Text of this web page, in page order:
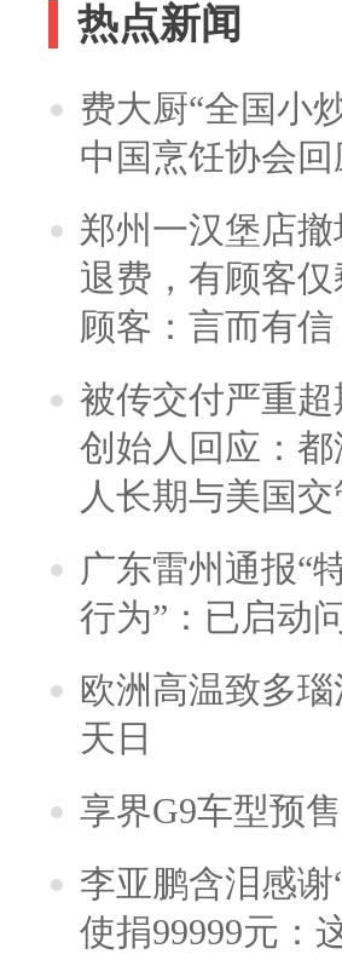
热点新闻
费大厨“全国小
中国烹饪协会回
郑州一汉堡店
退费，有顾客
顾客：言而有
被传交付严重
创始人回应：
人长期与美国
广东雷州通报“
行为”：已启动
欧洲高温致多
天日
享界G9车型预
李亚鹏含泪感
使捐99999元：